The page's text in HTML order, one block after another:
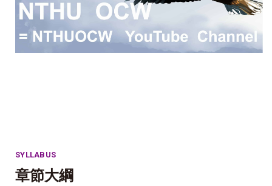
SYLLABUS
章節大綱